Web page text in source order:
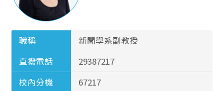
職稱
新聞學系副教授
直撥電話
29387217
校內分機
67217